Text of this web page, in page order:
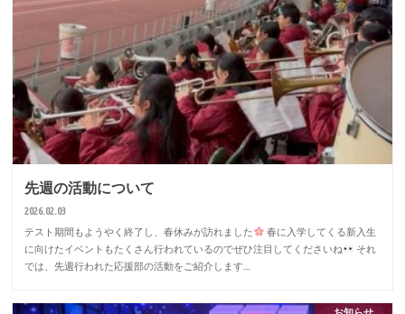
先週の活動について
2026.02.03
テスト期間もようやく終了し、春休みが訪れました
春に入学してくる新入生
に向けたイベントもたくさん行われているのでぜひ注目してくださいね
それ
では、先週行われた応援部の活動をご紹介します…
お知らせ